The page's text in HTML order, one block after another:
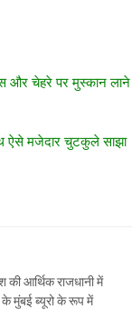
और चेहरे पर मुस्कान लाने
ऐसे मजेदार चुटकुले साझा
आर्थिक राजधानी में
मुंबई ब्यूरो के रूप में